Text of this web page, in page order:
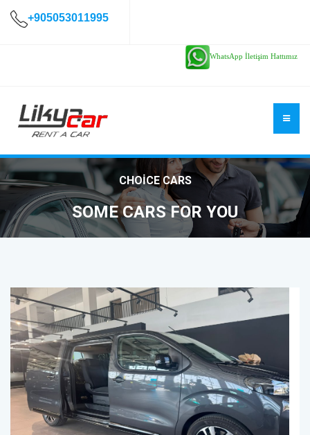
+905053011995
WhatsApp İletişim Hattımız
CHOICE CARS
SOME CARS FOR YOU